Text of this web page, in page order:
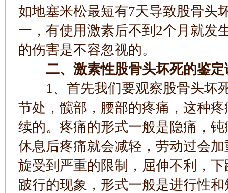
如地塞米松最短有7天导致股骨头
一，有使用激素后不到2个月就发
的伤害是不容忽视的。
二、激素性股骨头坏死的鉴定
1、首先我们要观察股骨头坏
节处，髋部，腰部的疼痛，这种
续的。疼痛的形式一般是隐痛，
休息后疼痛就会减轻，劳动过会
旋受到严重的限制，屈伸不利，
跛行的现象，形式一般是进行性